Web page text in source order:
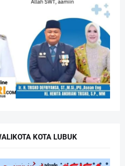
KOTA LUBUK